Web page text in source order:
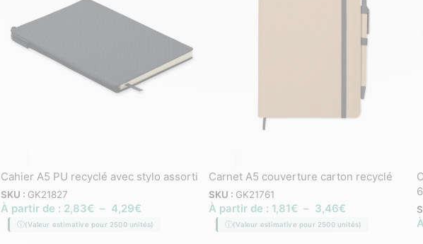
Cahier A5 PU recyclé avec stylo assorti
SKU : GK21827
À partir de : 2,83€ – 4,29€
(Valeur estimative pour 2500 unités)
Carnet A5 couverture carton recyclé
SKU : GK21761
À partir de : 1,81€ – 3,46€
(Valeur estimative pour 2500 unités)